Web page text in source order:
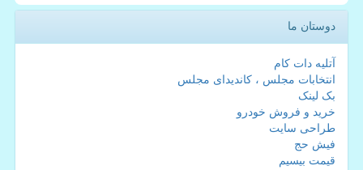
دوستان ما
آتلیه دات کام
انتخابات مجلس ، کاندیدای مجلس
بک لینک
خرید و فروش خودرو
طراحی سایت
فیش حج
قیمت بیسیم